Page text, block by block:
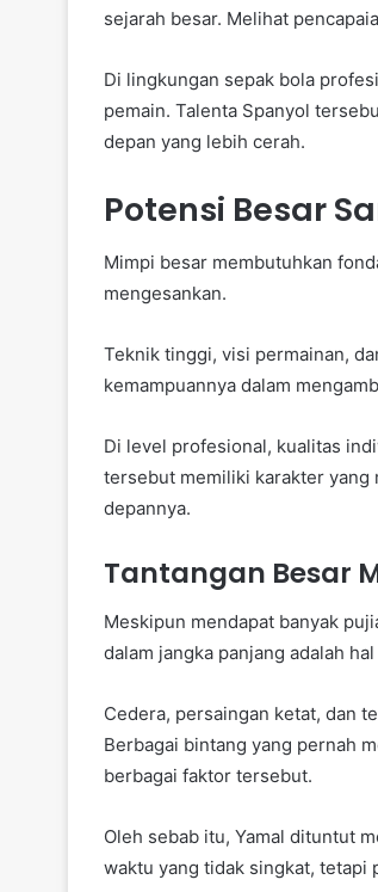
sejarah besar. Melihat
Di lingkungan sepak bola
pemain. Talenta Spanyol
depan yang lebih cerah.
Potensi Besar
Mimpi besar membutuhkan
mengesankan.
Teknik tinggi, visi permainan,
kemampuannya dalam
Di level profesional, kualitas
tersebut memiliki karakter yang
depannya.
Tantangan Besar
Meskipun mendapat banyak
dalam jangka panjang adalah
Cedera, persaingan ketat, dan
Berbagai bintang yang pernah
berbagai faktor tersebut.
Oleh sebab itu, Yamal dituntut
waktu yang tidak singkat, tetapi